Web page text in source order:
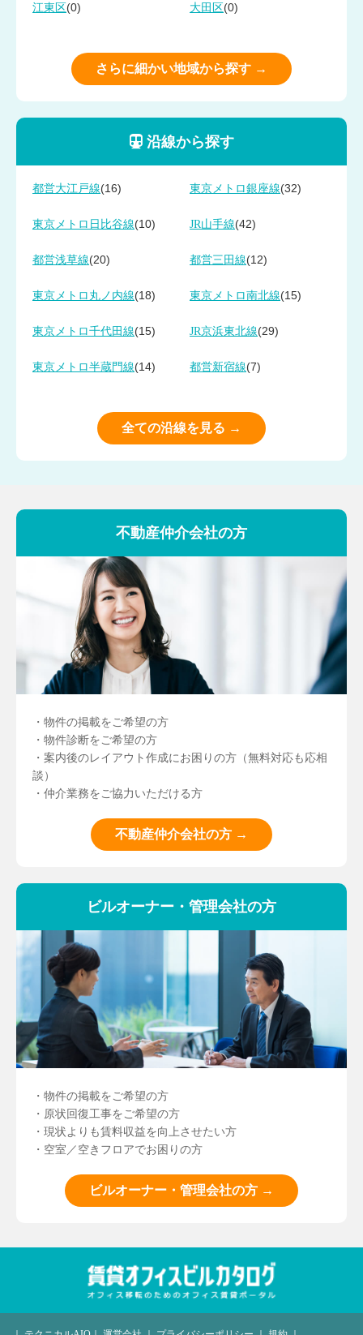
江東区 (0) 大田区 (0)
さらに細かい地域から探す →
沿線から探す
都営大江戸線(16) 東京メトロ銀座線(32)
東京メトロ日比谷線(10) JR山手線(42)
都営浅草線(20) 都営三田線(12)
東京メトロ丸ノ内線(18) 東京メトロ南北線(15)
東京メトロ千代田線(15) JR京浜東北線(29)
東京メトロ半蔵門線(14) 都営新宿線(7)
全ての沿線を見る →
不動産仲介会社の方
・物件の掲載をご希望の方
・物件診断をご希望の方
・案内後のレイアウト作成にお困りの方（無料対応も応相
談）
・仲介業務をご協力いただける方
不動産仲介会社の方 →
ビルオーナー・管理会社の方
・物件の掲載をご希望の方
・原状回復工事をご希望の方
・現状よりも賃料収益を向上させたい方
・空室／空きフロアでお困りの方
ビルオーナー・管理会社の方 →